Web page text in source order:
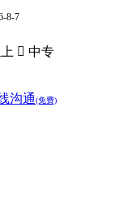
8-7
 中专
沟通(免费)